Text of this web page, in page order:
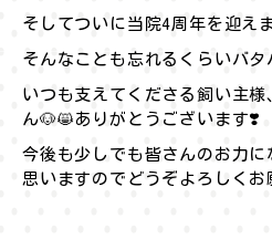
そしてついに当院4周年を迎え
そんなことも忘れるくらいバ
いつも支えてくださる飼い主
ん🐶😸ありがとうございます❣️
今後も少しでも皆さんのお力に
思いますのでどうぞよろしくお